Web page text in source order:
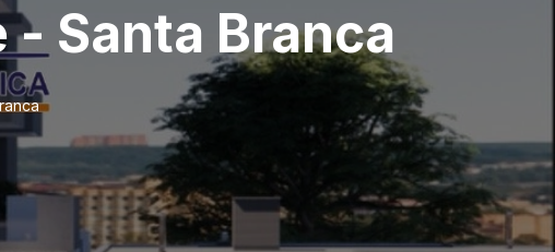
Santa Branca